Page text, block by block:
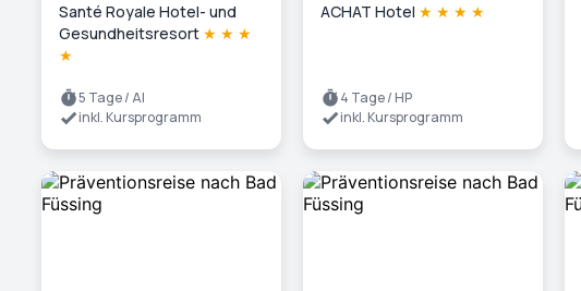
Santé Royale Hotel- und
Gesundheitsresort ★ ★ ★
★
5 Tage / AI
inkl. Kursprogramm
ACHAT Hotel ★ ★ ★ ★
4 Tage / HP
inkl. Kursprogramm